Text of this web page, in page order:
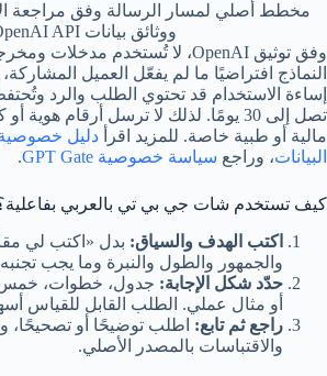
ووثائق بيانات OpenAI API.
النماذج افتراضيًا ما لم يفعّل العميل
إساءة الاستخدام قد تحتوي الطلب والرد
تصل إلى 30 يومًا. لذلك لا ترسل أرقام
مالية أو طبية خاصة. للمزيد اقرأ
البيانات، وراجع سياسة خصوصية GPT Gate .
كيف تستخدم شات جي بي تي بالعربي
اكتب الهدف والسياق: بدل «اكتب لي
والجمهور والطول والنبرة وما يجب
حدّد شكل الإجابة: جدول، خطوات،
أو مثال عملي. الطلب القابل للقياس
راجع ثم تابع: اطلب توضيحًا أو تصحيحًا،
والاقتباسات بالمصدر الأصلي.